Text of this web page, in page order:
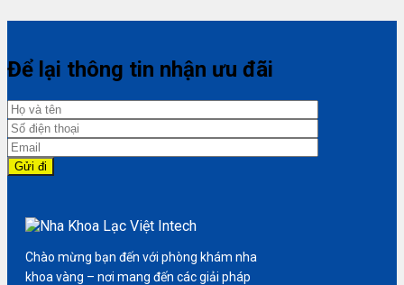
Để lại thông tin nhận ưu đãi
Chào mừng bạn đến với phòng khám nha
khoa vàng – nơi mang đến các giải pháp